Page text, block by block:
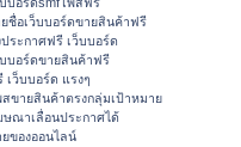
ยชื่อเว็บบอร์ดขายสินค้าฟรี
ประกาศฟรี เว็บบอร์ด
บบอร์ดขายสินค้าฟรี
เว็บบอร์ด แรงๆ
สขายสินค้าตรงกลุ่มเป้าหมาย
ษณาเลื่อนประกาศได้
ของออนไลน์